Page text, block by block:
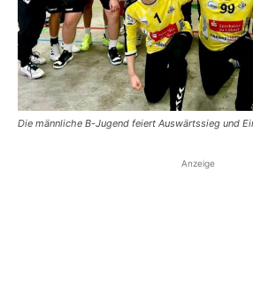
Die männliche B-Jugend feiert Auswärtssieg und
Anzeige